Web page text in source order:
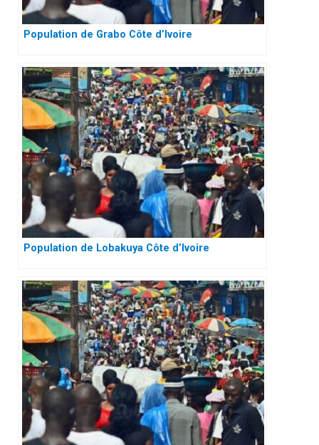
Population de Grabo Côte d’Ivoire
Population de Lobakuya Côte d’Ivoire